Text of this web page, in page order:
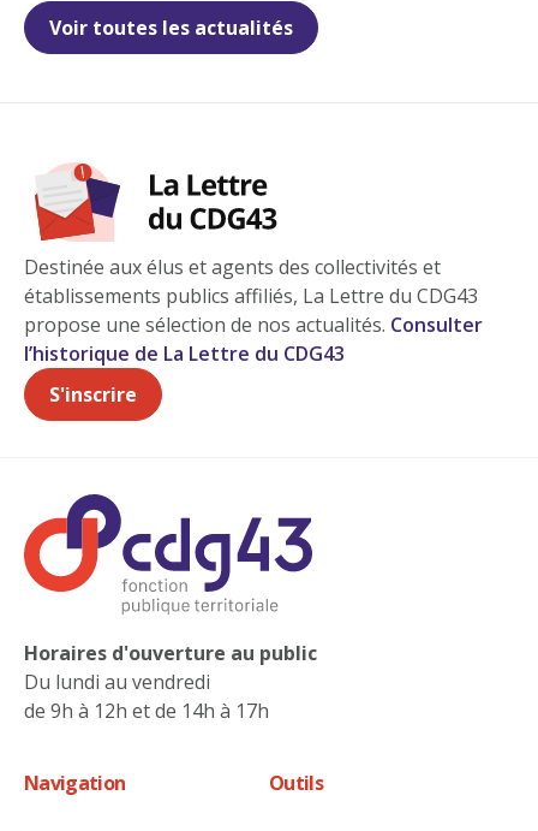
Voir toutes les actualités
Destinée aux élus et agents des collectivités et
établissements publics affiliés, La Lettre du CDG43
propose une sélection de nos actualités. Consulter
l’historique de La Lettre du CDG43
S'inscrire
Horaires d'ouverture au public
Du lundi au vendredi
de 9h à 12h et de 14h à 17h
Navigation Outils